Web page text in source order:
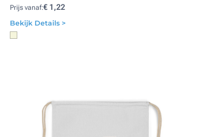
Prijs vanaf:€ 1,22
Bekijk Details >